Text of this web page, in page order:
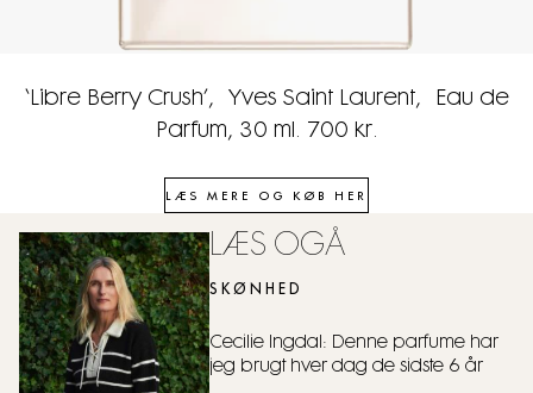
‘Libre Berry Crush’, Yves Saint Laurent,
Eau de
Parfum, 30 ml. 700 kr.
LÆS MERE OG KØB HER
LÆS OGÅ
SKØNHED
Cecilie Ingdal: Denne parfume har
jeg brugt hver dag de sidste 6 år